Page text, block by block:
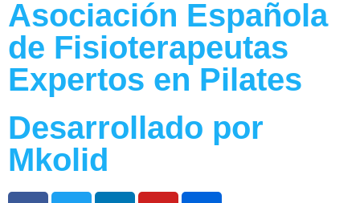
Asociación Española
de Fisioterapeutas
Expertos en Pilates
Desarrollado por
Mkolid